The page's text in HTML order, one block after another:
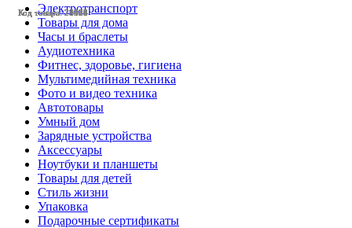
Код товара: 28527
Код товара: 28386
Код товара: 28164
Код товара: 28141
Код товара: 27461
Код товара: 28528
Код товара: 28490
Код товара: 28483
Код товара: 28473
Код товара: 28470
Код товара: 28404
Код товара: 28384
Электротранспорт
Товары для дома
Часы и браслеты
Аудиотехника
Фитнес, здоровье, гигиена
Мультимедийная техника
Фото и видео техника
Автотовары
Умный дом
Зарядные устройства
Аксессуары
Ноутбуки и планшеты
Товары для детей
Стиль жизни
Упаковка
Подарочные сертификаты